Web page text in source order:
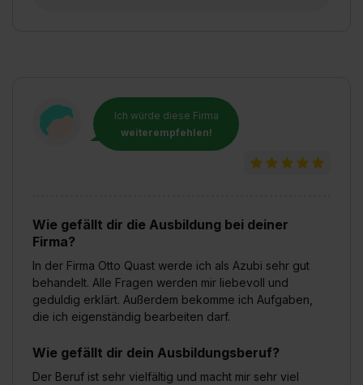
Ich würde diese Firma
weiterempfehlen!
Wie gefällt dir die Ausbildung bei deiner
Firma?
In der Firma Otto Quast werde ich als Azubi sehr gut
behandelt. Alle Fragen werden mir liebevoll und
geduldig erklärt. Außerdem bekomme ich Aufgaben,
die ich eigenständig bearbeiten darf.
Wie gefällt dir dein Ausbildungsberuf?
Der Beruf ist sehr vielfältig und macht mir sehr viel